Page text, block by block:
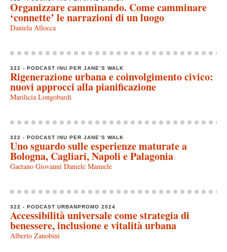
Organizzare camminando. Come camminare
‘connette’ le narrazioni di un luogo
Daniela Allocca
322 - PODCAST INU PER JANE’S WALK
Rigenerazione urbana e coinvolgimento civico:
nuovi approcci alla pianificazione
Marilicia Longobardi
322 - PODCAST INU PER JANE’S WALK
Uno sguardo sulle esperienze maturate a
Bologna, Cagliari, Napoli e Palagonia
Gaetano Giovanni Daniele Manuele
322 - PODCAST URBANPROMO 2024
Accessibilità universale come strategia di
benessere, inclusione e vitalità urbana
Alberto Zanobini